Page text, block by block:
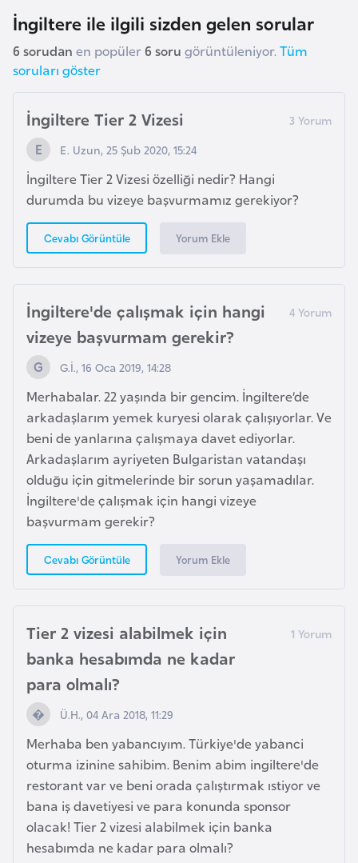
İngiltere ile ilgili sizden gelen sorular
6 sorudan en popüler 6 soru görüntüleniyor. Tüm
soruları göster
İngiltere Tier 2 Vizesi
E. Uzun, 25 Şub 2020, 15:24
İngiltere Tier 2 Vizesi özelliği nedir? Hangi
durumda bu vizeye başvurmamız gerekiyor?
Cevabı Görüntüle Yorum Ekle
İngiltere'de çalışmak için hangi
vizeye başvurmam gerekir?
G.İ., 16 Oca 2019, 14:28
Merhabalar. 22 yaşında bir gencim. İngiltere’de
arkadaşlarım yemek kuryesi olarak çalışıyorlar. Ve
beni de yanlarına çalışmaya davet ediyorlar.
Arkadaşlarım ayriyeten Bulgaristan vatandaşı
olduğu için gitmelerinde bir sorun yaşamadılar.
İngiltere'de çalışmak için hangi vizeye
başvurmam gerekir?
Cevabı Görüntüle Yorum Ekle
Tier 2 vizesi alabilmek için
banka hesabımda ne kadar
para olmalı?
Ü.H., 04 Ara 2018, 11:29
Merhaba ben yabancıyım. Türkiye'de yabanci
oturma izinine sahibim. Benim abim ingiltere'de
restorant var ve beni orada çalıştırmak ıstiyor ve
bana iş davetiyesi ve para konunda sponsor
olacak! Tier 2 vizesi alabilmek için banka
hesabımda ne kadar para olmalı?
I
r
a
k
r
l
a
n
d
a
İ
s
p
a
n
y
a
İ
s
r
a
i
l
İ
s
v
e
ç
İ
s
v
i